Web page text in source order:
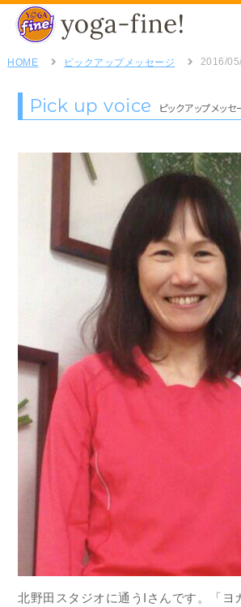
HOME ピックアップメッセージ 2016/
Pick up voice ピックアップメッセ
北野田スタジオに通うIさんです。「ヨ